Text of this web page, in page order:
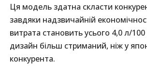
Ця модель здатна скласти
завдяки надзвичайній
витрата становить усього 4,0 л/
дизайн більш стриманий, ніж у
конкурента.